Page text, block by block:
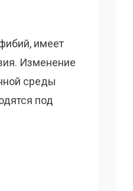
имеет
Изменение
среды
под